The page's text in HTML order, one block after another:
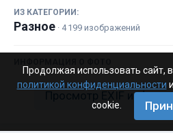
ИЗ КАТЕГОРИИ:
Разное · 4 199 изображений
Просмотр EXIF
Продолжая использовать сайт,
политикой конфиденциальности
cookie.